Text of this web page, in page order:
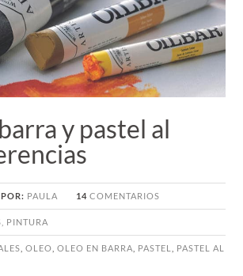
y pastel al
POR: PAULA 14 COMENTARIOS
PINTURA
,OLEO ,OLEO EN BARRA PASTEL PASTEL AL